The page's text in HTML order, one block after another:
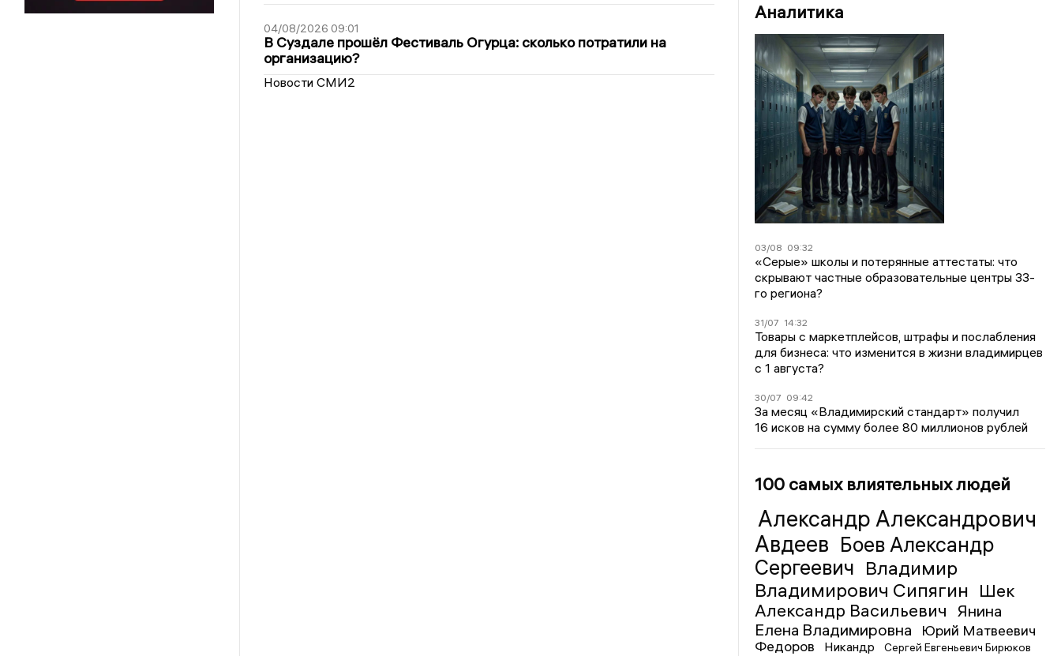
04/08/2026 09:01
В Суздале прошёл Фестиваль Огурца: сколько потратили на
организацию?
Новости СМИ2
Аналитика
03/08 09:32
«Серые» школы и потерянные аттестаты: что
скрывают частные образовательные центры 33-
го региона?
31/07 14:32
Товары с маркетплейсов, штрафы и послабления
для бизнеса: что изменится в жизни владимирцев
с 1 августа?
30/07 09:42
За месяц «Владимирский стандарт» получил
16 исков на сумму более 80 миллионов рублей
100 самых влиятельных людей
Александр Александрович
Авдеев Боев Александр
Сергеевич Владимир
Владимирович Сипягин Шек
Александр Васильевич
Янина
Елена Владимировна
Юрий Матвеевич
Федоров
Никандр Сергей Евгеньевич Бирюков